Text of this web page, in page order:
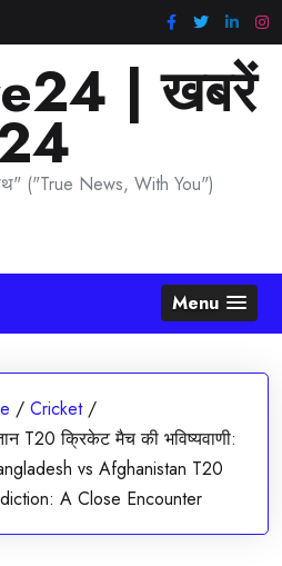
| खबरें
("True News, With You")
Menu
/ Cricket /
T20 क्रिकेट मैच की भविष्यवाणी:
vs Afghanistan T20
A Close Encounter